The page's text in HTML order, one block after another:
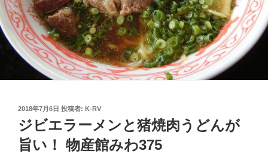
投
稿
日:
2018年7月6日 投稿者: K-RV
ジビエラーメンと猪焼肉うどんが
旨い！ 物産館みわ375